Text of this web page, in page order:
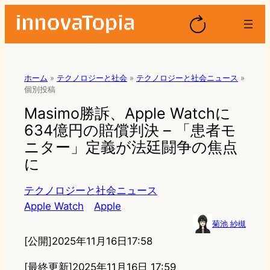
ホーム » テクノロジーと社会 » テクノロジーと社会ニュース »
個別投稿
Masimo勝訴、Apple Watchに
634億円の賠償判決 – 「患者モ
ニター」定義が法廷闘争の焦点
に
テクノロジーと社会ニュース
Apple Watch
Apple
菊池 紗槻
[公開]2025年11月16日17:58
[最終更新]2025年11月16日 17:59